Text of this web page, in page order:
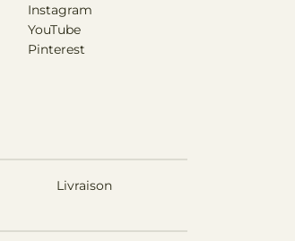
Livraison
Instagram
YouTube
Pinterest